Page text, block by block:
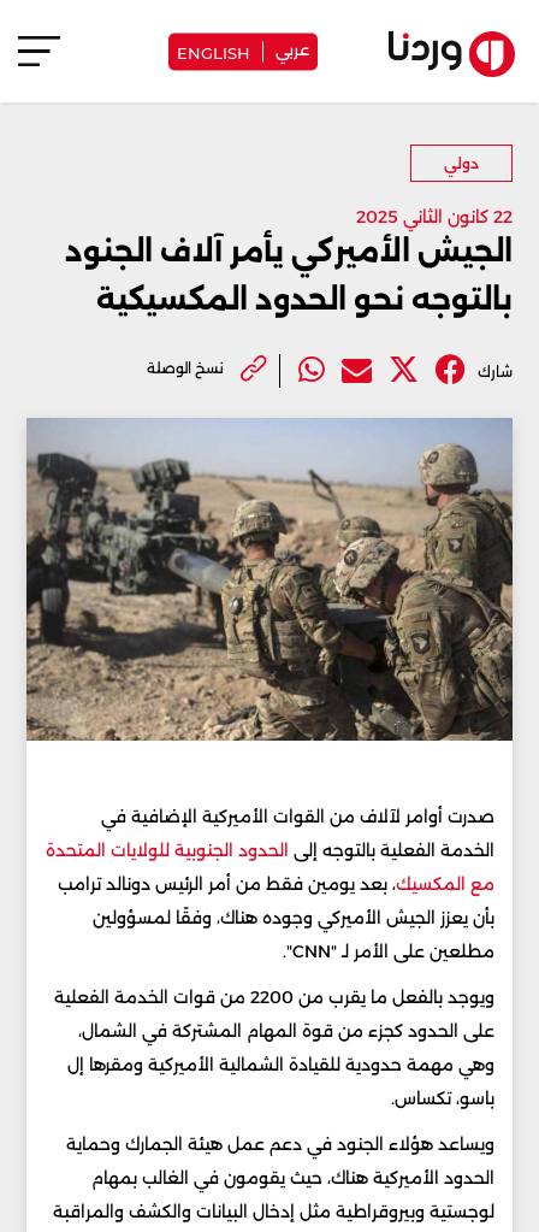
عربي ENGLISH
دولي
22 كانون الثاني 2025
الجيش الأميركي يأمر آلاف الجنود
بالتوجه نحو الحدود المكسيكية
شارك نسخ الوصلة
صدرت أوامر لآلاف من القوات الأميركية الإضافية في
الخدمة الفعلية بالتوجه إلى الحدود الجنوبية للولايات المتحدة
مع المكسيك، بعد يومين فقط من أمر الرئيس دونالد ترامب
بأن يعزز الجيش الأميركي وجوده هناك، وفقًا لمسؤولين
مطلعين على الأمر لـ "CNN".
ويوجد بالفعل ما يقرب من 2200 من قوات الخدمة الفعلية
على الحدود كجزء من قوة المهام المشتركة في الشمال،
وهي مهمة حدودية للقيادة الشمالية الأميركية ومقرها إل
باسو، تكساس.
ويساعد هؤلاء الجنود في دعم عمل هيئة الجمارك وحماية
الحدود الأميركية هناك، حيث يقومون في الغالب بمهام
لوجستية وبيروقراطية مثل إدخال البيانات والكشف والمراقبة